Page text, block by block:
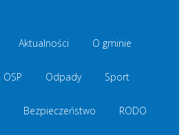
Aktualności O gminie
OSP Odpady Sport
Bezpieczeństwo RODO